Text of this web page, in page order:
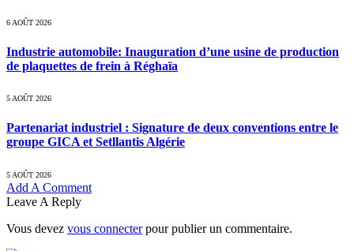
6 AOÛT 2026
Industrie automobile: Inauguration d’une usine de production
de plaquettes de frein à Réghaïa
5 AOÛT 2026
Partenariat industriel : Signature de deux conventions entre le
groupe GICA et Setllantis Algérie
5 AOÛT 2026
Add A Comment
Leave A Reply
Vous devez vous connecterpour publier un commentaire.